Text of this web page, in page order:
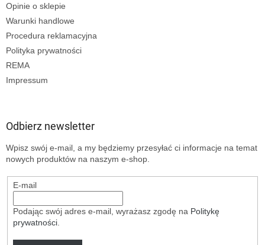
Opinie o sklepie
Warunki handlowe
Procedura reklamacyjna
Polityka prywatności
REMA
Impressum
Odbierz newsletter
Wpisz swój e-mail, a my będziemy przesyłać ci informacje na temat
nowych produktów na naszym e-shop.
E-mail
Podając swój adres e-mail, wyrażasz zgodę na Politykę
prywatności.